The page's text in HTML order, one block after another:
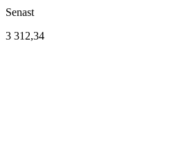
Senast
3 312,34